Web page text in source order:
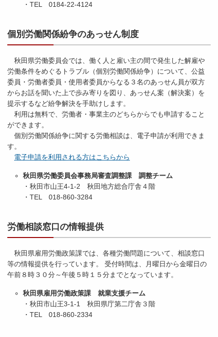
・TEL 0184-22-4124
個別労働関係紛争のあっせん制度
秋田県労働委員会では、働く人と雇い主の間で発生した解雇や
労働条件をめぐるトラブル（個別労働関係紛争）について、公益
委員・労働者委員・使用者委員からなる３名のあっせん員が双方
からお話を聞いた上で歩み寄りを図り、あっせん案（解決案）を
提示するなど紛争解決を手助けします。
利用は無料で、労働者・事業主のどちらからでも申請すること
ができます。
個別労働関係紛争に関する労働相談は、電子申請が利用できま
す。
電子申請を利用される方はこちらから
秋田県労働委員会事務局審査調整課 調整チーム
・秋田市山王4-1-2 秋田地方総合庁舎４階
・TEL 018-860-3284
労働相談窓口の情報提供
秋田県雇用労働政策課では、各種労働問題について、相談窓口
等の情報提供を行っています。 受付時間は、月曜日から金曜日の
午前８時３０分～午後５時１５分までとなっています。
秋田県雇用労働政策課 就業支援チーム
・秋田市山王3-1-1 秋田県庁第二庁舎３階
・TEL 018-860-2334